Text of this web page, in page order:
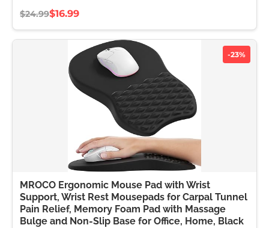
$24.99$16.99
-23%
MROCO Ergonomic Mouse Pad with Wrist
Support, Wrist Rest Mousepads for Carpal Tunnel
Pain Relief, Memory Foam Pad with Massage
Bulge and Non-Slip Base for Office, Home, Black